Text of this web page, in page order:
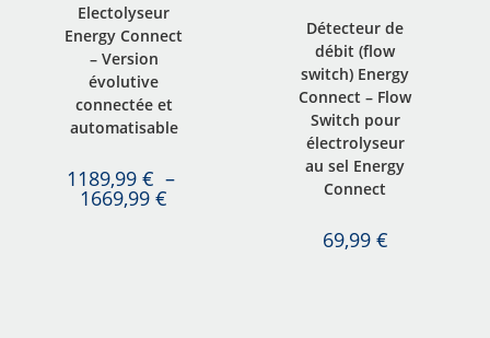
Electolyseur
Energy Connect
– Version
évolutive
connectée et
automatisable
1189,99€ –
1669,99€
Détecteur de
débit (flow
switch) Energy
Connect – Flow
Switch pour
électrolyseur
au sel Energy
Connect
69,99 €